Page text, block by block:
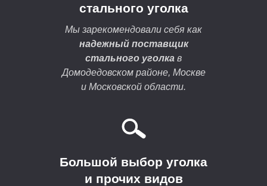
стального уголка
Мы зарекомендовали себя как
надежный поставщик
стального уголка в
Домодедовском районе, Москве
и Московской области.
Большой выбор уголка
и прочих видов